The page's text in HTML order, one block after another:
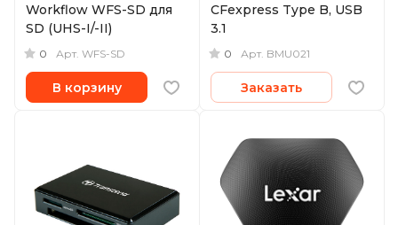
Workflow WFS-SD для
SD (UHS-I/-II)
0 Арт. WFS-SD
В корзину
CFexpress Type B, USB
3.1
0 Арт. BMU021
Заказать